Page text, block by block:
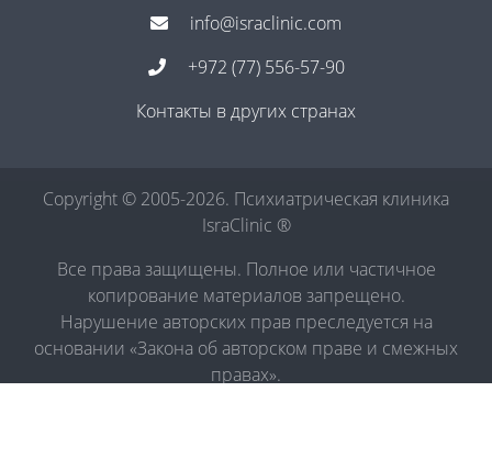
info@israclinic.com
+972 (77) 556-57-90
Контакты в других странах
Copyright © 2005-2026. Психиатрическая клиника
IsraClinic ®
Все права защищены. Полное или частичное
копирование материалов запрещено.
Нарушение авторских прав преследуется на
основании «Закона об авторском праве и смежных
правах».